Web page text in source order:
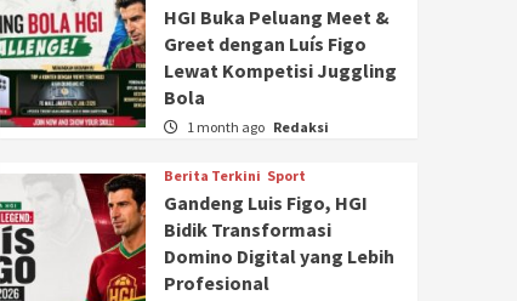
HGI Buka Peluang Meet &
Greet dengan Luís Figo
Lewat Kompetisi Juggling
Bola
1 month ago Redaksi
Berita Terkini Sport
Gandeng Luis Figo, HGI
Bidik Transformasi
Domino Digital yang Lebih
Profesional